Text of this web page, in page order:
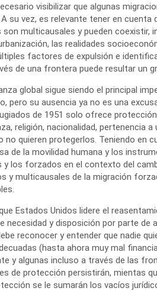
visibilizar que algunas
su vez, es relevante tener en
multicausales y pueden coexistir,
las realidades
factores de expulsión e
de una frontera puede resultar un
global sigue siendo el principal
pero su ausencia ya no es una
de 1951 solo ofrece
religión, nacionalidad, pertenencia
quieren protegerlos. Teniendo en
de la movilidad humana y los
los forzados en el contexto del
y multicausales de la migración
Estados Unidos lidere el
necesidad y disposición por parte de
reconocer y entender que nadie
(hasta ahora muy mal
y algunas incluso a través de las
de protección persistirán, mientas
se le sumarán los vacíos